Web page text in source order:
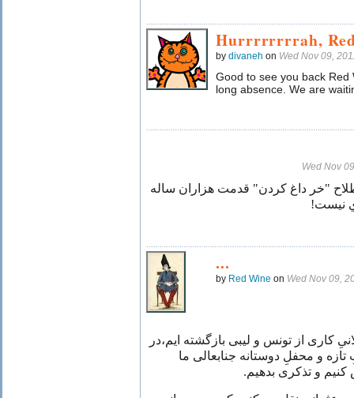
Hurrrrrrrrah,
by divaneh on Wed Nov 09,
Good to see you back
long absence. We are
Wed Nov
"خر داغ كردن" قدمت هزاران ساله
نيست!
...
by Red Wine on Wed Nov 09,
کاری از تونس و لیبی‌ بازگشته ایم،در
و محفلِ دوستانه جنابعالی ما
و تذکری بدهیم.